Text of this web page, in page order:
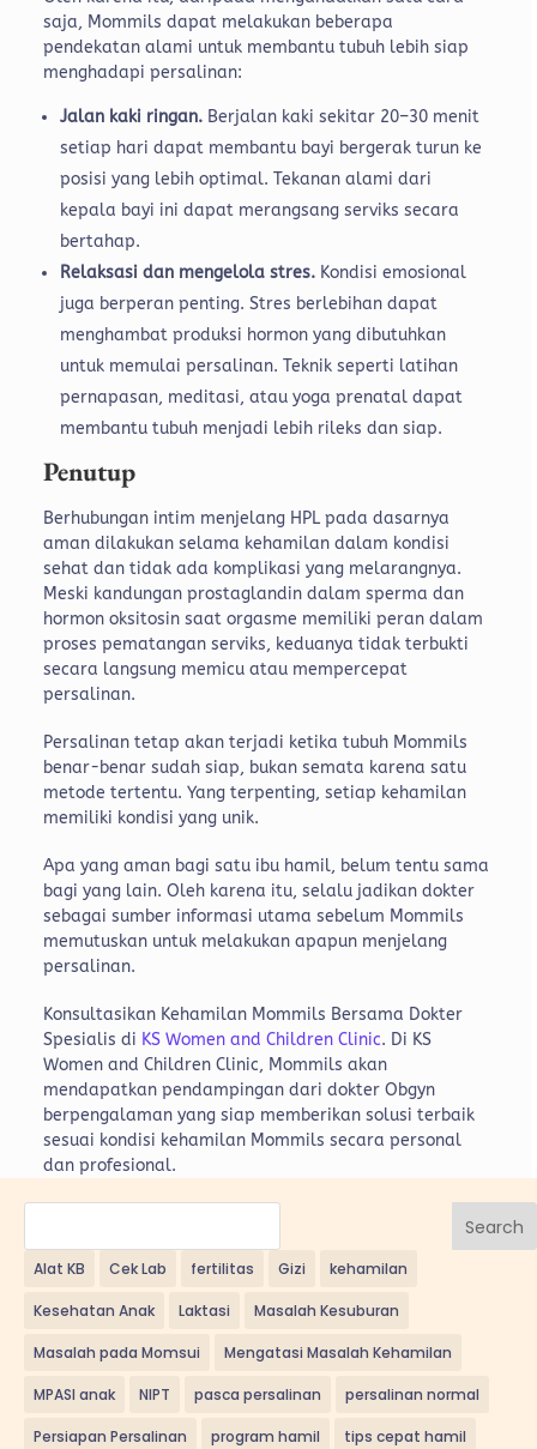
saja, Mommils dapat melakukan beberapa
pendekatan alami untuk membantu tubuh lebih siap
menghadapi persalinan:
Jalan kaki ringan. Berjalan kaki sekitar 20–30 menit
setiap hari dapat membantu bayi bergerak turun ke
posisi yang lebih optimal. Tekanan alami dari
kepala bayi ini dapat merangsang serviks secara
bertahap.
Relaksasi dan mengelola stres. Kondisi emosional
juga berperan penting. Stres berlebihan dapat
menghambat produksi hormon yang dibutuhkan
untuk memulai persalinan. Teknik seperti latihan
pernapasan, meditasi, atau yoga prenatal dapat
membantu tubuh menjadi lebih rileks dan siap.
Penutup
Berhubungan intim menjelang HPL pada dasarnya
aman dilakukan selama kehamilan dalam kondisi
sehat dan tidak ada komplikasi yang melarangnya.
Meski kandungan prostaglandin dalam sperma dan
hormon oksitosin saat orgasme memiliki peran dalam
proses pematangan serviks, keduanya tidak terbukti
secara langsung memicu atau mempercepat
persalinan.
Persalinan tetap akan terjadi ketika tubuh Mommils
benar-benar sudah siap, bukan semata karena satu
metode tertentu. Yang terpenting, setiap kehamilan
memiliki kondisi yang unik.
Apa yang aman bagi satu ibu hamil, belum tentu sama
bagi yang lain. Oleh karena itu, selalu jadikan dokter
sebagai sumber informasi utama sebelum Mommils
memutuskan untuk melakukan apapun menjelang
persalinan.
Konsultasikan Kehamilan Mommils Bersama Dokter
Spesialis di KS Women and Children Clinic. Di KS
Women and Children Clinic, Mommils akan
mendapatkan pendampingan dari dokter Obgyn
berpengalaman yang siap memberikan solusi terbaik
sesuai kondisi kehamilan Mommils secara personal
dan profesional.
Search
Alat KB Cek Lab fertilitas Gizi kehamilan
Kesehatan Anak Laktasi Masalah Kesuburan
Masalah pada Momsui Mengatasi Masalah Kehamilan
MPASI anak NIPT pasca persalinan persalinan normal
Persiapan Persalinan program hamil tips cepat hamil